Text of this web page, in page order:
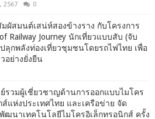
2567 0
ผัสมนต์เสน่ห์สองข้างราง กับโครงการ
Railway Journey นักเที่ยวแบบสับ (จับ
ปลุกพลังท่องเที่ยวชุมชนโดยรถไฟไทย เพื่อ
อย่างยั่งยืน
รวมผู้เชี่ยวชาญด้านการออกแบบไมโคร
ส์แห่งประเทศไทย และเครือข่าย จัด
ฒนาเทคโนโลยีไมโครอิเล็กทรอนิกส์ ครั้ง